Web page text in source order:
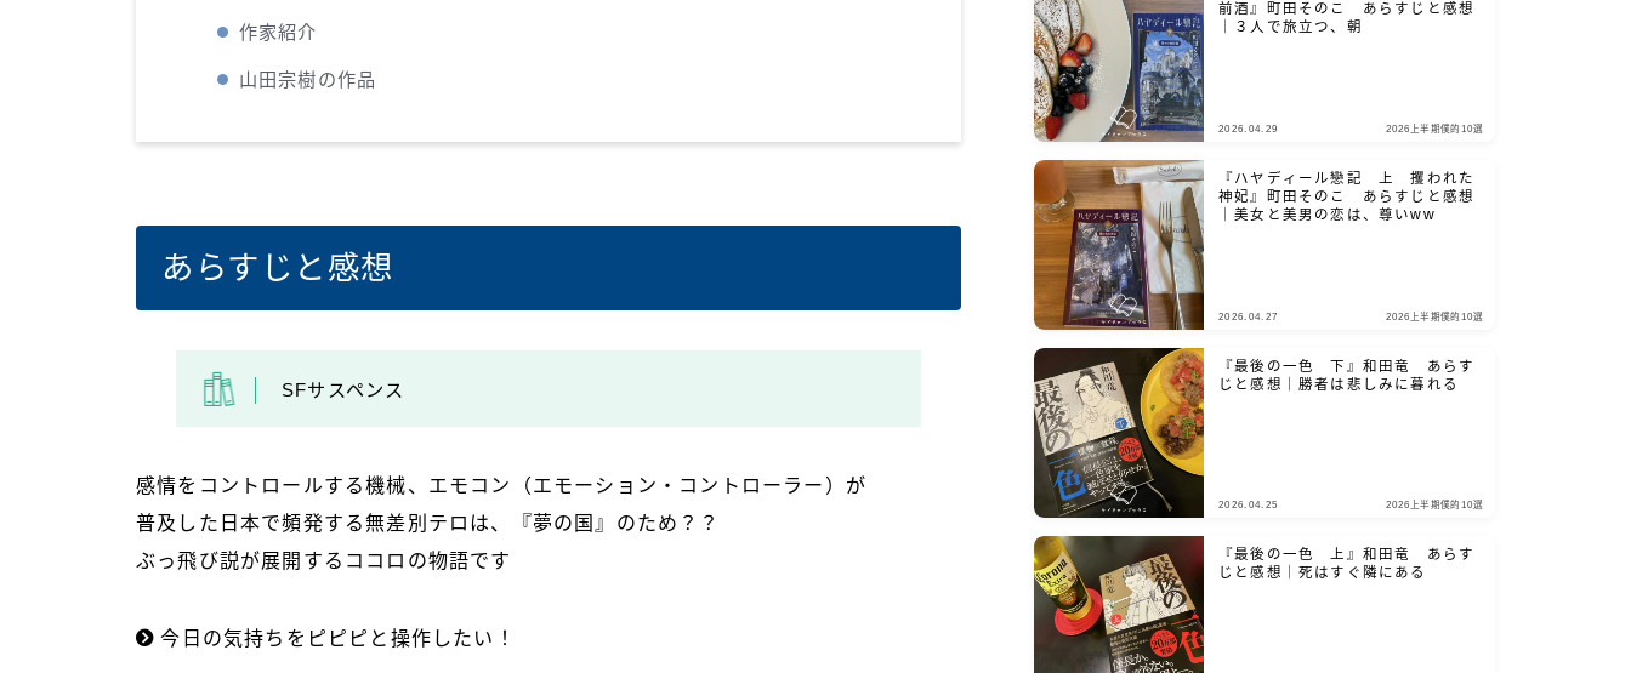
作家紹介
山田宗樹の作品
あらすじと感想
SFサスペンス
感情をコントロールする機械、エモコン（エモーション・コントローラー）が
普及した日本で頻発する無差別テロは、『夢の国』のため？？
ぶっ飛び説が展開するココロの物語です
今日の気持ちをピピピと操作したい！
前酒』町田そのこ あらすじと感想
｜３人で旅立つ、朝
2026.04.29 2026上半期僕的10選
『ハヤディール戀記 上 攫われた
神妃』町田そのこ あらすじと感想
｜美女と美男の恋は、尊いww
2026.04.27 2026上半期僕的10選
『最後の一色 下』和田竜 あらす
じと感想｜勝者は悲しみに暮れる
2026.04.25 2026上半期僕的10選
『最後の一色 上』和田竜 あらす
じと感想｜死はすぐ隣にある